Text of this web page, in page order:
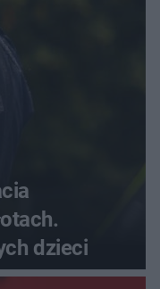
dzieci